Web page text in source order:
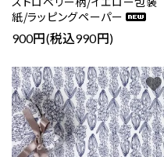
紙/ラッピングペーパー
900円(税込990円)
favorite